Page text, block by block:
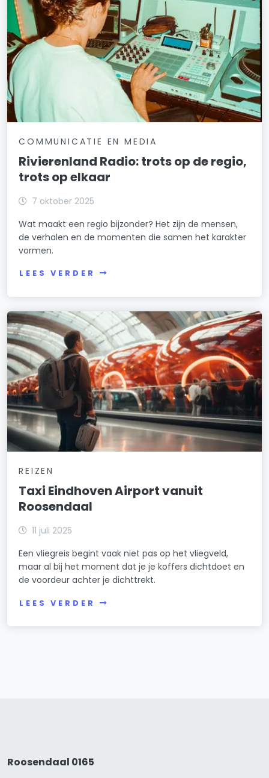
COMMUNICATIE EN MEDIA
Rivierenland Radio: trots op de regio,
trots op elkaar
7 oktober 2025
Wat maakt een regio bijzonder? Het zijn de mensen,
de verhalen en de momenten die samen het karakter
vormen.
LEES VERDER
REIZEN
Taxi Eindhoven Airport vanuit
Roosendaal
11 juli 2025
Een vliegreis begint vaak niet pas op het vliegveld,
maar al bij het moment dat je je koffers dichtdoet en
de voordeur achter je dichttrekt.
LEES VERDER
Roosendaal 0165